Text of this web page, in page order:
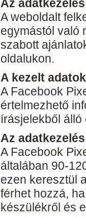
Az
A weboldalt
egymástól való
szabott
oldalukon.
A kezelt
A Facebook
értelmezhető
írásjelekből
Az
A Facebook
általában 90-
ezen keresztül
férhet hozzá,
készülékről és